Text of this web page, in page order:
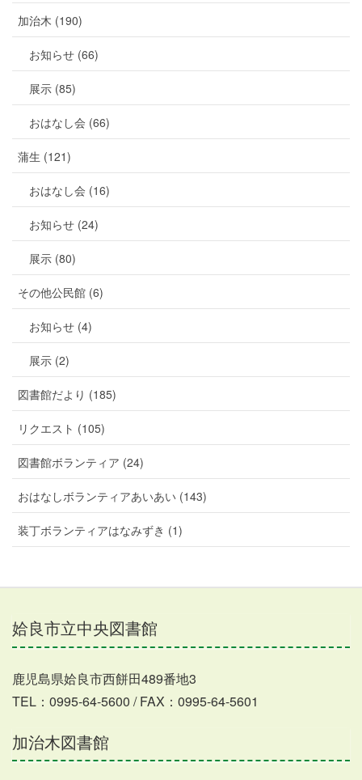
加治木 (190)
お知らせ (66)
展示 (85)
おはなし会 (66)
蒲生 (121)
おはなし会 (16)
お知らせ (24)
展示 (80)
その他公民館 (6)
お知らせ (4)
展示 (2)
図書館だより (185)
リクエスト (105)
図書館ボランティア (24)
おはなしボランティアあいあい (143)
装丁ボランティアはなみずき (1)
姶良市立中央図書館
鹿児島県姶良市西餅田489番地3
TEL：0995-64-5600 / FAX：0995-64-5601
加治木図書館